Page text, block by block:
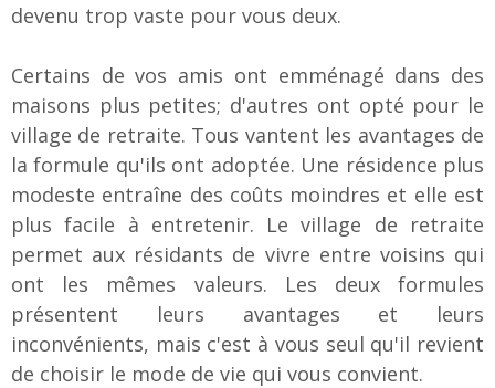
devenu trop vaste pour vous deux.
Certains de vos amis ont emménagé dans des
maisons plus petites; d'autres ont opté pour le
village de retraite. Tous vantent les avantages de
la formule qu'ils ont adoptée. Une résidence plus
modeste entraîne des coûts moindres et elle est
plus facile à entretenir. Le village de retraite
permet aux résidants de vivre entre voisins qui
ont les mêmes valeurs. Les deux formules
présentent leurs avantages et leurs
inconvénients, mais c'est à vous seul qu'il revient
de choisir le mode de vie qui vous convient.